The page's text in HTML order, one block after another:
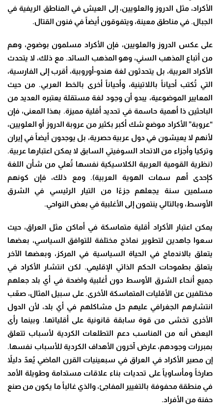
الأكراد، مثل الدروز والعلويين، إلى العيش في المناطق الريفية في
الجبال. في مناطق معينة، ويتفوقون أيضاً في فنون القتال.
على عكس الدروز والعلويين، فإن الأكراد مسلمون بوضوح، وهم
من أتباع المذهب السني، وهو المذهب السائد. مع ذلك، لا يتحدث
الأكراد العربية، بل يتحدثون لغة هندو-أوروبية، أقرب إلى الفارسية،
التي تُكتب أحياناً باللاتينية، وأحياناً أخرى بالخط العربي. من حيث
المعايير الموضوعية، يبدو أن وجود لغة مستقلة يعتبره العديد من
الباحثين ذا أهمية حاسمة في تحديد أقلية مميزة. بهذا المعنى، فإن
“عروبة” الأكراد موضع شك أكبر بكثير من عروبة الدروز أو العلويين،
لأنهم لا يعيشون في دول عربية حصرية، بل يوجدون أيضاً في إيران
وتركيا وأجزاء من الاتحاد السوفيتي السابق لا يمكن اعتبارها عربية.
(نظرية القومية العربية الكلاسيكية نفسها تُعلي من شأن اللغة
كإحدى أهم سمات الهوية العربية). ومع ذلك، فإن كونهم
مسلمين سنة يجعلهم جزءًا من التيار الرئيسي في الشرق
الأوسط، وبالتالي ينتمون إلى الأغلبية في بعض النواحي.
يمكن اعتبار الأكراد أقلية متماسكة في أماكن مثل العراق، حيث
سعوا جاهدين لتطوير نماذج مختلفة للتوافق السياسي، بعضها
يتعلق بالاندماج في الحياة السياسية في المركز، وبعضها الآخر
يتعلق بطموحات الحكم الذاتي الإقليمي. لكن انتشار الأكراد في
جميع أنحاء الشرق الأوسط دون أغلبية واضحة في أي بلد جعلهم
مختلفين عن الأقليات المتماسكة الأخرى. على سبيل المثال، صعّب
انتشارهم الجغرافي عليهم حل مشاكلهم في أي بلد، لأن الدول
الأخرى تخشى من قوة سابقة قانونية على أقلياتها. وبينما رأى
البعض أنه من المناسب دعم التطلعات الكردية لأسباب تتعلق
بمبررات وجودهم، عارض آخرون الأهداف الكردية للأسباب نفسها.
إن مصير الأكراد في العراق في سبعينيات القرن الماضي يُعدّ دليلاً
صارخاً ومأساوياً على تحديات بناء علاقات مستدامة وطويلة الأمد
في منطقة محفوفة بالتغيير المفاجئ، والذي غالباً ما يكون من صنع
حفنة من الأفراد.